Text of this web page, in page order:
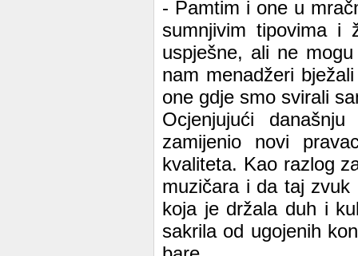
- Pamtim i one u
sumnjivim tipovima i
uspješne, ali ne
nam menadžeri
one gdje smo svirali
Ocjenjujući
zamijenio novi
kvaliteta. Kao razlog
muzičara i da taj
koja je držala duh i
sakrila od ugojenih